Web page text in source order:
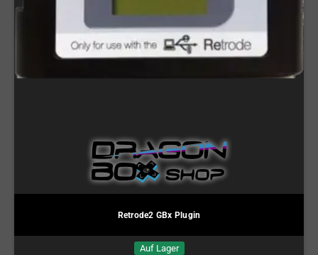
Retrode2 GBx Plugin
Auf Lager